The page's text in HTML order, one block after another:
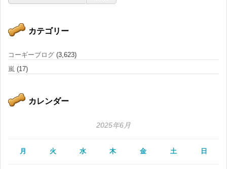
カテゴリー
コーギーブログ (3,623)
嵐 (17)
カレンダー
2025年6月
月 火 水 木 金 土 日